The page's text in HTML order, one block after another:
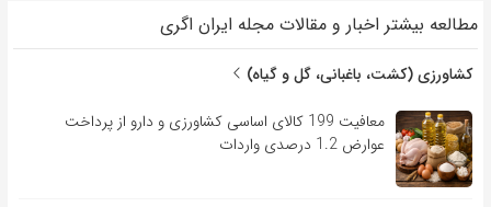
مطالعه بیشتر اخبار و مقالات مجله ایران اگری
کشاورزی (کشت، باغبانی، گل و گیاه)
معافیت 199 کالای اساسی کشاورزی و دارو از پرداخت
عوارض 1.2 درصدی واردات